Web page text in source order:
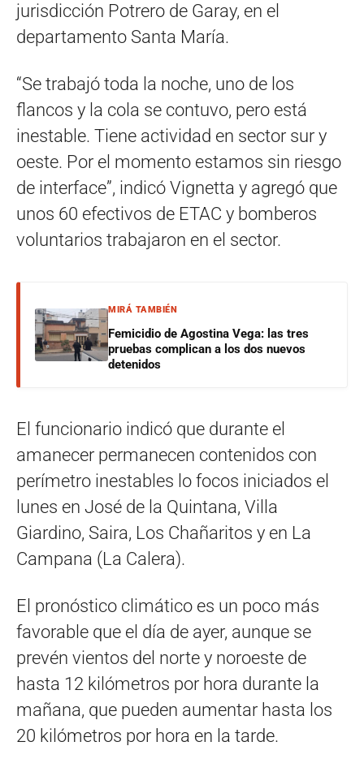
jurisdicción Potrero de Garay, en el
departamento Santa María.
“Se trabajó toda la noche, uno de los
flancos y la cola se contuvo, pero está
inestable. Tiene actividad en sector sur y
oeste. Por el momento estamos sin riesgo
de interface”, indicó Vignetta y agregó que
unos 60 efectivos de ETAC y bomberos
voluntarios trabajaron en el sector.
MIRÁ TAMBIÉN
Femicidio de Agostina Vega: las tres
pruebas complican a los dos nuevos
detenidos
El funcionario indicó que durante el
amanecer permanecen contenidos con
perímetro inestables lo focos iniciados el
lunes en José de la Quintana, Villa
Giardino, Saira, Los Chañaritos y en La
Campana (La Calera).
El pronóstico climático es un poco más
favorable que el día de ayer, aunque se
prevén vientos del norte y noroeste de
hasta 12 kilómetros por hora durante la
mañana, que pueden aumentar hasta los
20 kilómetros por hora en la tarde.